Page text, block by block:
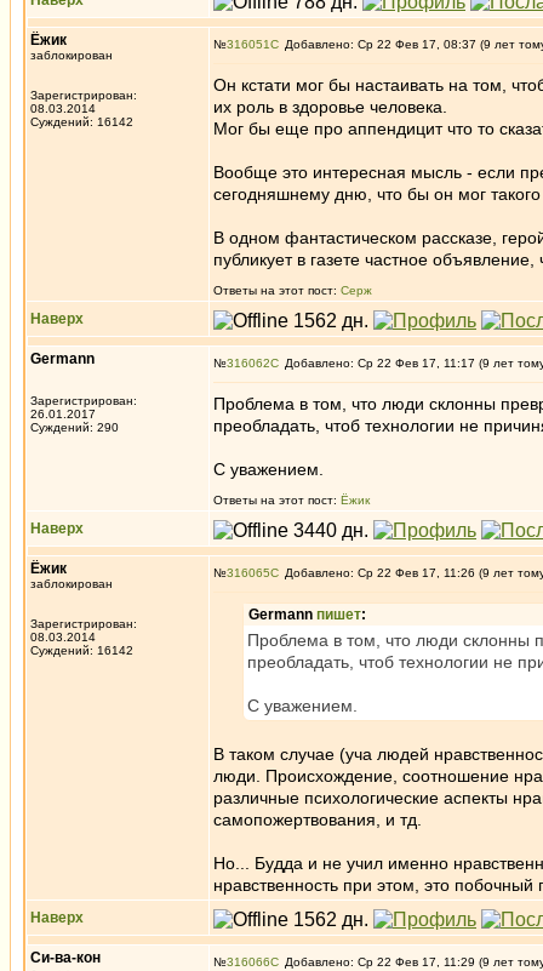
Ёжик
заблокирован
Зарегистрирован:
08.03.2014
Суждений: 16142
№316051 Добавлено: Ср 22 Фев 17, 08:37 (9 лет
Он кстати мог бы настаивать на том,
их роль в здоровье человека.
Мог бы еще про аппендицит что то
Вообще это интересная мысль - если
сегодняшнему дню, что бы он мог
В одном фантастическом рассказе,
публикует в газете частное
Ответы на этот пост: Серж
Наверх
Germann
Зарегистрирован:
26.01.2017
Суждений: 290
№316062 Добавлено: Ср 22 Фев 17, 11:17 (9 лет
Проблема в том, что люди склонны
преобладать, чтоб технологии не
С уважением.
Ответы на этот пост: Ёжик
Наверх
Ёжик
заблокирован
Зарегистрирован:
08.03.2014
Суждений: 16142
№316065 Добавлено: Ср 22 Фев 17, 11:26 (9 лет
Germann пишет:
Проблема в том, что люди склонны
преобладать, чтоб технологии не
С уважением.
В таком случае (уча людей
люди. Происхождение, соотношение
различные психологические аспекты
самопожертвования, и тд.
Но... Будда и не учил именно
нравственность при этом, это побочный
Наверх
Си-ва-кон №316066 Добавлено: Ср 22 Фев 17, 11:29 (9 лет